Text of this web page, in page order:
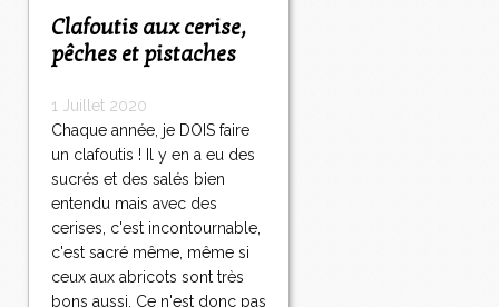
Clafoutis aux cerise,
pêches et pistaches
1 Juillet 2020
Chaque année, je DOIS faire
un clafoutis ! Il y en a eu des
sucrés et des salés bien
entendu mais avec des
cerises, c'est incontournable,
c'est sacré même, même si
ceux aux abricots sont très
bons aussi. Ce n'est donc pas